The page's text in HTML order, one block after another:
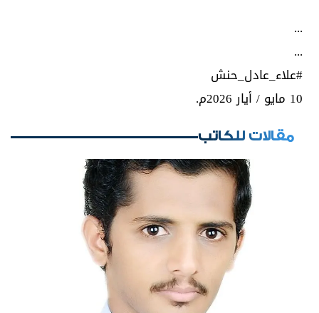
...
...
#علاء_عادل_حنش
10 مايو / أيار 2026م.
مقالات للكاتب